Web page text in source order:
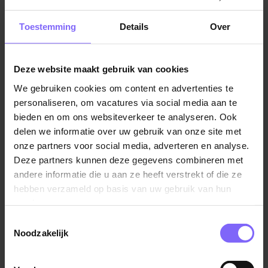
Toestemming Details Over
Deze website maakt gebruik van cookies
We gebruiken cookies om content en advertenties te
personaliseren, om vacatures via social media aan te
bieden en om ons websiteverkeer te analyseren. Ook
delen we informatie over uw gebruik van onze site met
onze partners voor social media, adverteren en analyse.
Deze partners kunnen deze gegevens combineren met
andere informatie die u aan ze heeft verstrekt of die ze
hebben verzameld op basis van uw gebruik van hun
Noodzakelijk
Vul hier je Skillsprofiel in
voor de ideale
vacaturematch!
Skillsprofiel